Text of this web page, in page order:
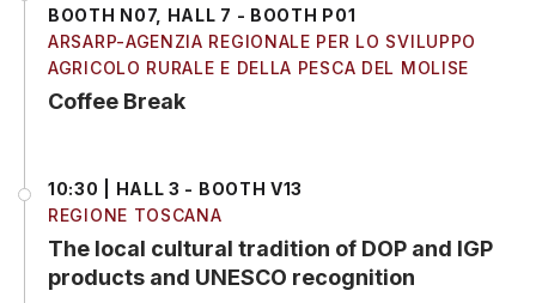
BOOTH N07, HALL 7 - BOOTH P01
ARSARP-AGENZIA REGIONALE PER LO SVILUPPO
AGRICOLO RURALE E DELLA PESCA DEL MOLISE
Coffee Break
10:30 | HALL 3 - BOOTH V13
REGIONE TOSCANA
The local cultural tradition of DOP and IGP
products and UNESCO recognition